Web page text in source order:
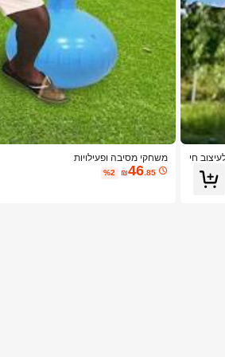
מתאימה לעיצוב חי
משחקי מסיבה ופעילויות
₪46.85
%2